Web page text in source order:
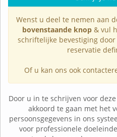
Wenst u deel te nemen aan
bovenstaande knop & vul
schriftelijke bevestiging
reservatie
Of u kan ons ook
Door u in te schrijven voor
akkoord te gaan met het
persoonsgegevens in ons
voor professionele